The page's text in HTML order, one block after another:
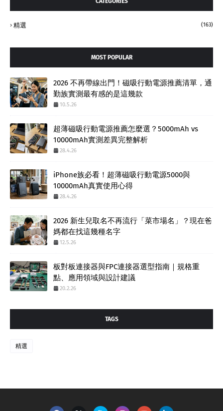
精選 (163)
MOST POPULAR
2026 不再帶線出門！磁吸行動電源推薦清單，通
勤族實測最有感的是這幾款
10.5.26
超薄磁吸行動電源推薦怎麼選？5000mAh vs
10000mAh實測差異完整解析
28.4.26
iPhone族必看！超薄磁吸行動電源5000與
10000mAh真實使用心得
28.4.26
2026 新生兒取名不再流行「菜市場名」？現在爸
媽都在找這幾種名字
12.5.26
板對板連接器與FPC連接器選型指南｜規格重
點、應用領域與設計建議
20.2.26
TAGS
精選